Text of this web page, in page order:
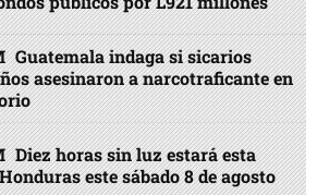
Guatemala indaga si sicarios
asesinaron a narcotraficante en
Diez horas sin luz estará esta
este sábado 8 de agosto